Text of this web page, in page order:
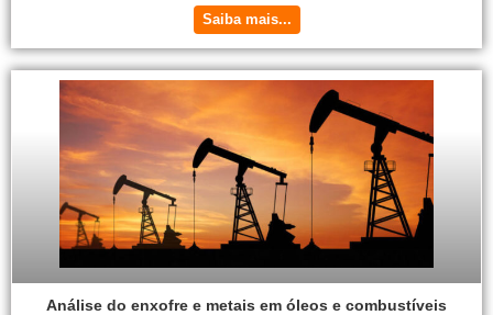
Saiba mais...
Análise do enxofre e metais em óleos e combustíveis